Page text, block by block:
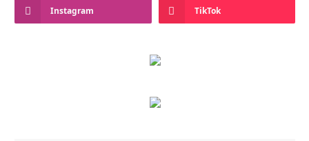
Instagram TikTok